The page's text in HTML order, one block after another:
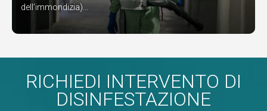
dell’immondizia)...
RICHIEDI INTERVENTO DI
DISINFESTAZIONE